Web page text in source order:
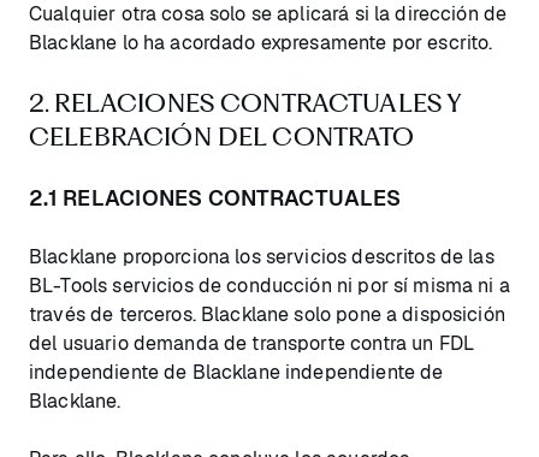
Cualquier otra cosa solo se aplicará si la dirección de
Blacklane lo ha acordado expresamente por escrito.
2. RELACIONES CONTRACTUALES Y
CELEBRACIÓN DEL CONTRATO
2.1 RELACIONES CONTRACTUALES
Blacklane proporciona los servicios descritos de las
BL-Tools servicios de conducción ni por sí misma ni a
través de terceros. Blacklane solo pone a disposición
del usuario demanda de transporte contra un FDL
independiente de Blacklane independiente de
Blacklane.